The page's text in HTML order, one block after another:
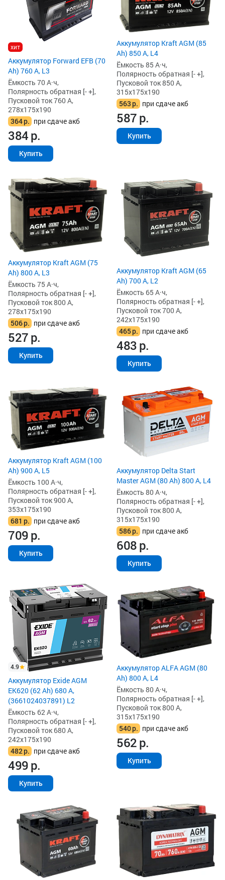
хит
Аккумулятор Forward EFB (70
Ah) 760 А, L3
Ёмкость 70 А·ч,
Полярность обратная [- +],
Пусковой ток 760 А,
278x175x190
364р. при сдаче акб
384р.
Купить
Аккумулятор Kraft AGM (85
Ah) 850 А, L4
Ёмкость 85 А·ч,
Полярность обратная [- +],
Пусковой ток 850 А,
315x175x190
563р. при сдаче акб
587р.
Купить
Аккумулятор Kraft AGM (75
Ah) 800 А, L3
Ёмкость 75 А·ч,
Полярность обратная [- +],
Пусковой ток 800 А,
278x175x190
506р. при сдаче акб
527р.
Купить
Аккумулятор Kraft AGM (65
Ah) 700 А, L2
Ёмкость 65 А·ч,
Полярность обратная [- +],
Пусковой ток 700 А,
242x175x190
465р. при сдаче акб
483р.
Купить
Аккумулятор Kraft AGM (100
Ah) 900 А, L5
Ёмкость 100 А·ч,
Полярность обратная [- +],
Пусковой ток 900 А,
353x175x190
681 р. при сдаче акб
709р.
Купить
Аккумулятор Delta Start
Master AGM (80 Ah) 800 А, L4
Ёмкость 80 А·ч,
Полярность обратная [- +],
Пусковой ток 800 А,
315x175x190
586р. при сдаче акб
608р.
Купить
4.9
Аккумулятор Exide AGM
EK620 (62 Ah) 680 А,
(3661024037891) L2
Ёмкость 62 А·ч,
Полярность обратная [- +],
Пусковой ток 680 А,
242x175x190
482р. при сдаче акб
499р.
Купить
Аккумулятор ALFA AGM (80
Ah) 800 А, L4
Ёмкость 80 А·ч,
Полярность обратная [- +],
Пусковой ток 800 А,
315x175x190
540р. при сдаче акб
562р.
Купить